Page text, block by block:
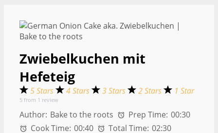
Zwiebelkuchen mit
Hefeteig
5 Stars 4 Stars 3 Stars 2 Stars 1 Star
5 from 1 review
Author: Bake to the roots Prep Time: 00:30
Cook Time: 00:40 Total Time: 02:30